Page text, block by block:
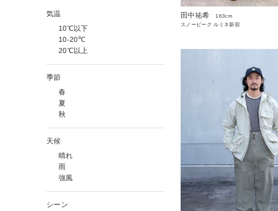
気温
10℃以下
10-20℃
20℃以上
季節
春
夏
秋
天候
晴れ
雨
強風
シーン
田中祐希
163cm
スノーピーク ルミネ新宿